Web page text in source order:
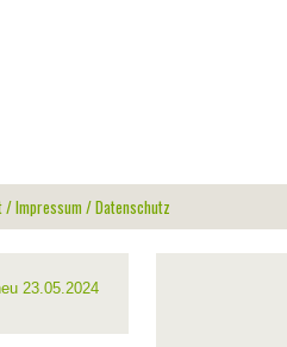
/ Impressum / Datenschutz